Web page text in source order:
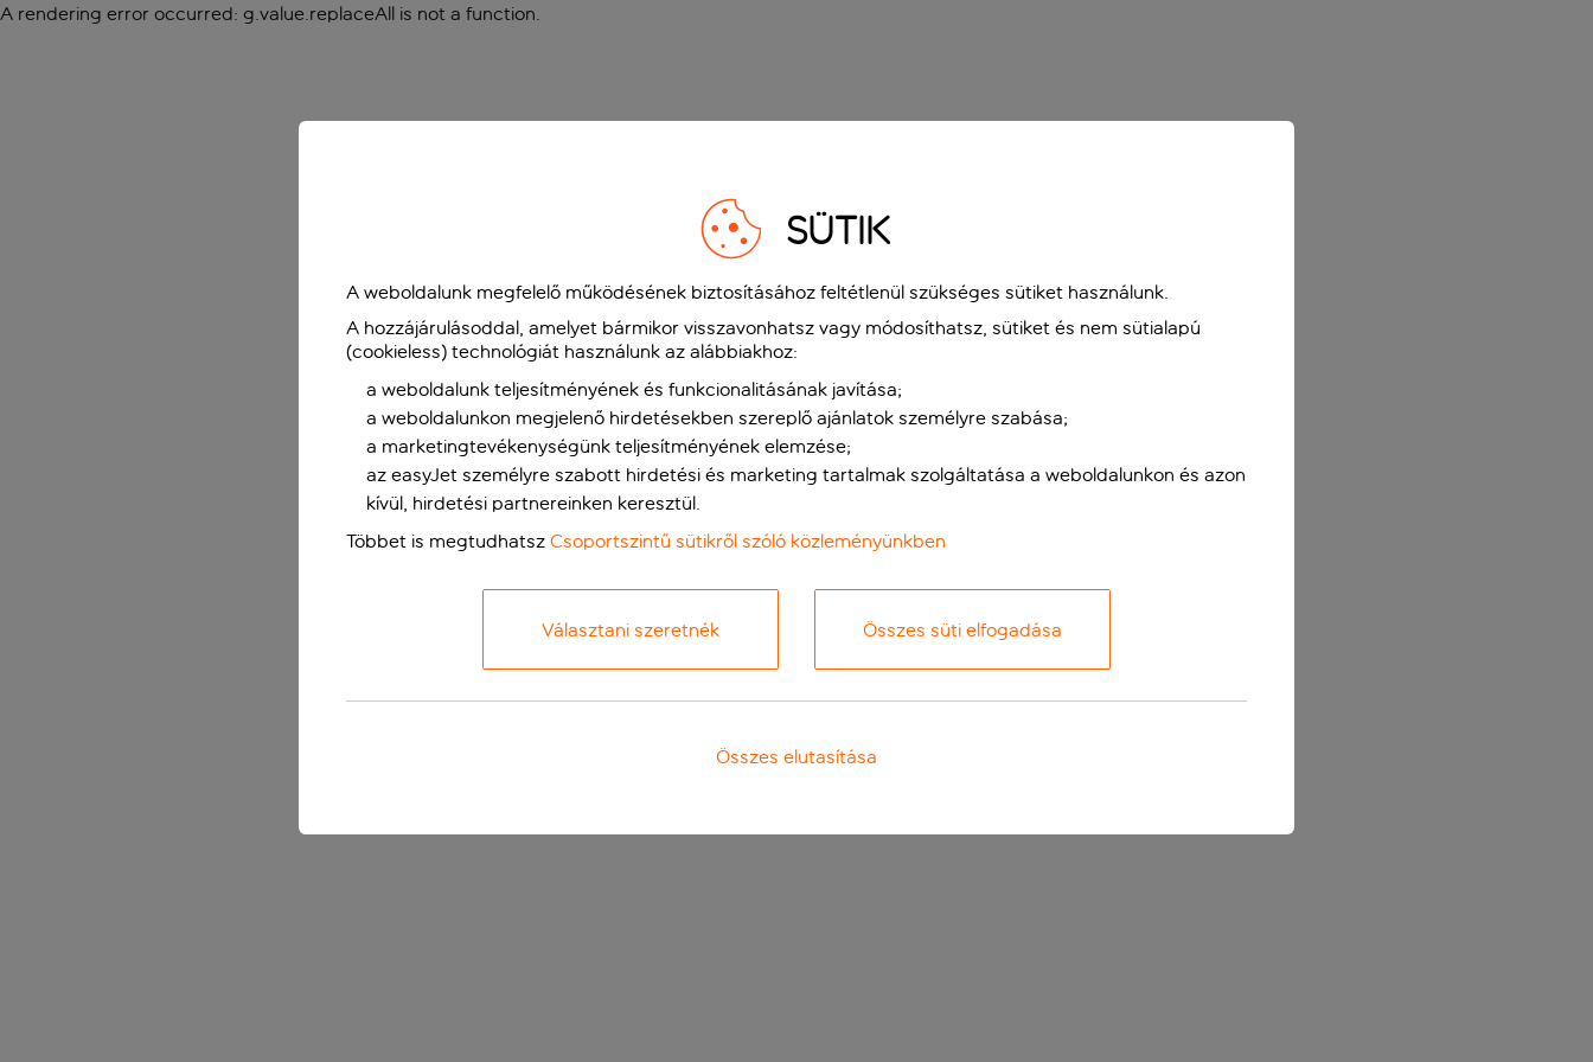
A rendering error occurred: g.value.replaceAll is not a function.
SÜTIK
A weboldalunk megfelelő működésének biztosításához feltétlenül szükséges sütiket használunk.
A hozzájárulásoddal, amelyet bármikor visszavonhatsz vagy módosíthatsz, sütiket és nem sütialapú
(cookieless) technológiát használunk az alábbiakhoz:
a weboldalunk teljesítményének és funkcionalitásának javítása;
a weboldalunkon megjelenő hirdetésekben szereplő ajánlatok személyre szabása;
a marketingtevékenységünk teljesítményének elemzése;
az easyJet személyre szabott hirdetési és marketing tartalmak szolgáltatása a weboldalunkon és azon
kívül, hirdetési partnereinken keresztül.
Többet is megtudhatsz Csoportszintű sütikről szóló közleményünkben
Választani szeretnék Összes süti elfogadása
Összes elutasítása